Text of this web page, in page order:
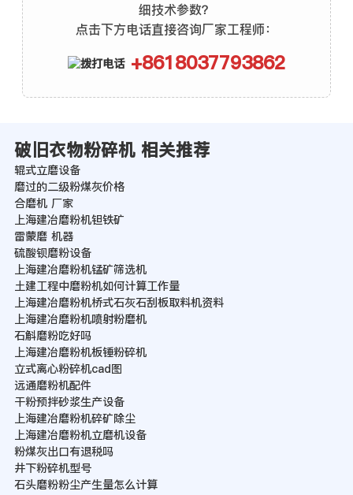
细技术参数？
点击下方电话直接咨询厂家工程师：
+8618037793862
破旧衣物粉碎机 相关推荐
辊式立磨设备
磨过的二级粉煤灰价格
合磨机 厂家
上海建冶磨粉机钽铁矿
雷蒙磨 机器
硫酸钡磨粉设备
上海建冶磨粉机锰矿筛选机
土建工程中磨粉机如何计算工作量
上海建冶磨粉机桥式石灰石刮板取料机资料
上海建冶磨粉机喷射粉磨机
石斛磨粉吃好吗
上海建冶磨粉机板锤粉碎机
立式离心粉碎机cad图
远通磨粉机配件
干粉预拌砂浆生产设备
上海建冶磨粉机碎矿除尘
上海建冶磨粉机立磨机设备
粉煤灰出口有退税吗
井下粉碎机型号
石头磨粉粉尘产生量怎么计算